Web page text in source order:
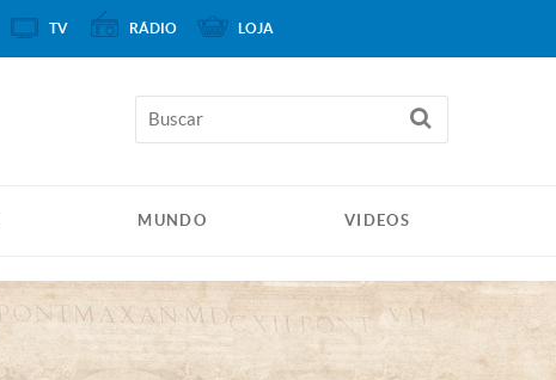
MUNDO VIDEOS
TV RÁDIO LOJA